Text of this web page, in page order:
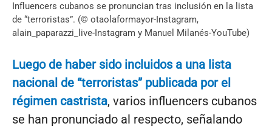
Influencers cubanos se pronuncian tras inclusión en la lista
de “terroristas”. (© otaolaformayor-Instagram,
alain_paparazzi_live-Instagram y Manuel Milanés-YouTube)
Luego de haber sido incluidos a una lista
nacional de “terroristas” publicada por el
régimen castrista, varios influencers cubanos
se han pronunciado al respecto, señalando